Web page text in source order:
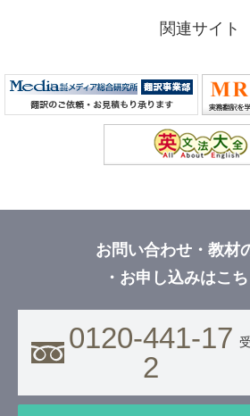
関連サイト
お問い合わせ・教材
・お申し込みはこ
0120-441-17
2